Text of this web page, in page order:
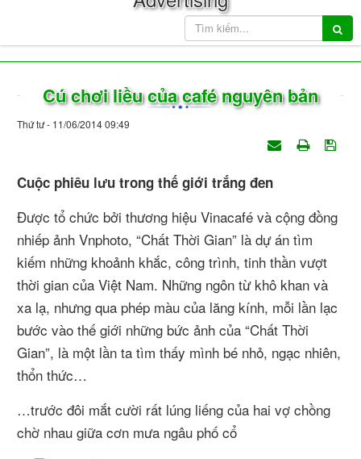
Cú chơi liều của café nguyên bản
Thứ tư - 11/06/2014 09:49
Cuộc phiêu lưu trong thế giới trắng đen
Được tổ chức bởi thương hiệu Vinacafé và cộng đồng
nhiếp ảnh Vnphoto, “Chất Thời Gian” là dự án tìm
kiếm những khoảnh khắc, công trình, tinh thần vượt
thời gian của Việt Nam. Những ngôn từ khô khan và
xa lạ, nhưng qua phép màu của lăng kính, mỗi lần lạc
bước vào thế giới những bức ảnh của “Chất Thời
Gian”, là một lần ta tìm thấy mình bé nhỏ, ngạc nhiên,
thổn thức…
…trước đôi mắt cười rất lúng liếng của hai vợ chồng
chờ nhau giữa cơn mưa ngâu phố cổ